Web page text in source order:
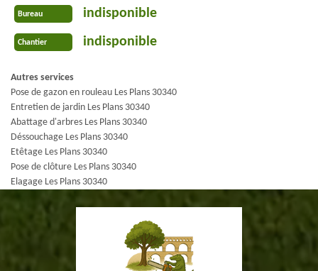
Bureau indisponible
Chantier indisponible
Autres services
Pose de gazon en rouleau Les Plans 30340
Entretien de jardin Les Plans 30340
Abattage d'arbres Les Plans 30340
Déssouchage Les Plans 30340
Etêtage Les Plans 30340
Pose de clôture Les Plans 30340
Elagage Les Plans 30340